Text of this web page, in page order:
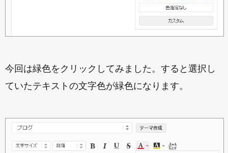
今回は緑色をクリックしてみました。すると選択し
ていたテキストの文字色が緑色になります。